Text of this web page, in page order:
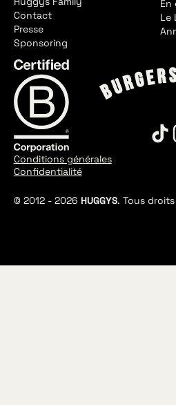
Contact
Presse
Sponsoring
En
Le
© 2012 - 2026 HUGGYS. Tous
Conditions générales
Confidentialité